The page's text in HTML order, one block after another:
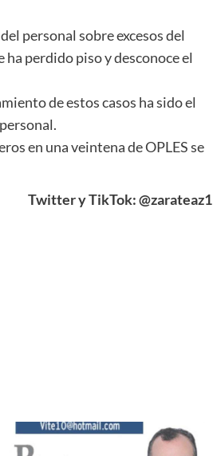
personal sobre excesos del
perdido piso y desconoce el
de estos casos ha sido el
en una veintena de OPLES se
Twitter y TikTok: @zarateaz1